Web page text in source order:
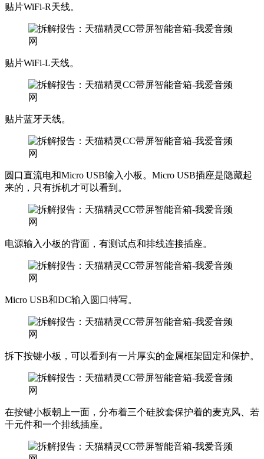
贴片WiFi-R天线。
贴片WiFi-L天线。
贴片蓝牙天线。
圆口直流电和Micro USB输入小板。Micro USB插座是隐藏起
来的，只有拆机才可以看到。
电源输入小板的背面，有测试点和排线连接插座。
Micro USB和DC输入圆口特写。
拆下按键小板，可以看到有一片厚实的金属框架固定和保护。
在按键小板朝上一面，分布着三个硅胶套保护着的麦克风、若
干元件和一个排线插座。